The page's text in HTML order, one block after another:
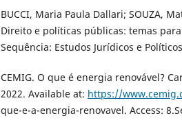
BUCCI, Maria Paula Dallari; SOUZA,
Direito e políticas públicas: temas
Sequência: Estudos Jurídicos e
CEMIG. O que é energia renovável?
2022. Available at: https://
que-e-a-energia-renovavel. Access: